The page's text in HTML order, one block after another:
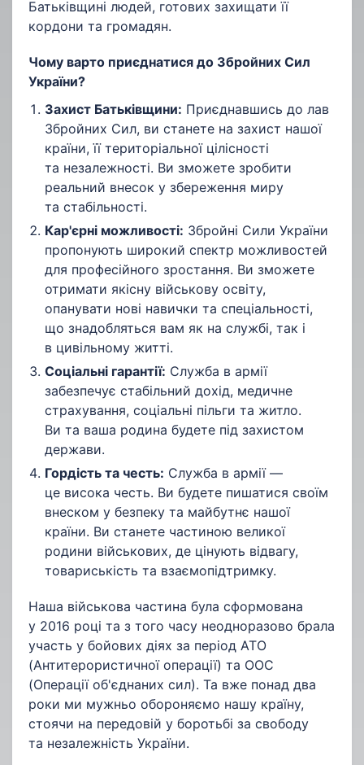
Батьківщині людей, готових захищати її
кордони та громадян.
Чому варто приєднатися до Збройних Сил
України?
Захист Батьківщини: Приєднавшись до лав
Збройних Сил, ви станете на захист нашої
країни, її територіальної цілісності
та незалежності. Ви зможете зробити
реальний внесок у збереження миру
та стабільності.
Кар'єрні можливості: Збройні Сили України
пропонують широкий спектр можливостей
для професійного зростання. Ви зможете
отримати якісну військову освіту,
опанувати нові навички та спеціальності,
що знадобляться вам як на службі, так і
в цивільному житті.
Соціальні гарантії: Служба в армії
забезпечує стабільний дохід, медичне
страхування, соціальні пільги та житло.
Ви та ваша родина будете під захистом
держави.
Гордість та честь: Служба в армії —
це висока честь. Ви будете пишатися своїм
внеском у безпеку та майбутнє нашої
країни. Ви станете частиною великої
родини військових, де цінують відвагу,
товариськість та взаємопідтримку.
Наша військова частина була сформована
у 2016 році та з того часу неодноразово брала
участь у бойових діях за період АТО
(Антитерористичної операції) та ООС
(Операції об'єднаних сил). Та вже понад два
роки ми мужньо обороняємо нашу країну,
стоячи на передовій у боротьбі за свободу
та незалежність України.